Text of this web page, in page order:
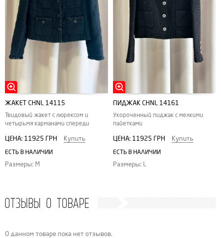
ЖАКЕТ CHNL 14115
Твидовый жакет с люрексом и
четырьмя карманами спереди
ЦЕНА: 11925 ГРН Купить
ЕСТЬ В НАЛИЧИИ
Размеры: M
ПИДЖАК CHNL 14161
Укороченный пиджак с мелкими
пайетками
ЦЕНА: 11925 ГРН Купить
ЕСТЬ В НАЛИЧИИ
Размеры: L
ОТЗЫВЫ О ТОВАРЕ
О данном товаре пока нет отзывов.